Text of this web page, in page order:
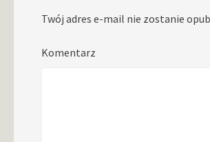
Twój adres e-mail nie zostanie
Komentarz